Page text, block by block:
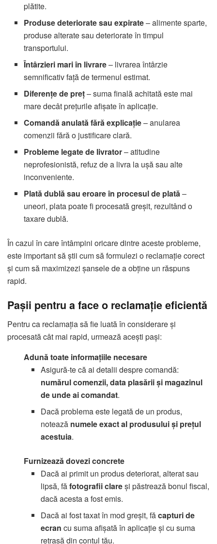
plătite.
Produse deteriorate sau expirate– alimente sparte,
produse alterate sau deteriorate în timpul
transportului.
Întârzieri mari în livrare– livrarea întârzie
semnificativ față de termenul estimat.
Diferențe de preț– suma finală achitată este mai
mare decât prețurile afișate în aplicație.
Comandă anulată fără explicație– anularea
comenzii fără o justificare clară.
Probleme legate de livrator– atitudine
neprofesionistă, refuz de a livra la ușă sau alte
inconveniente.
Plată dublă sau eroare în procesul de plată–
uneori, plata poate fi procesată greșit, rezultând o
taxare dublă.
În cazul în care întâmpini oricare dintre aceste probleme,
este important să știi cum să formulezi o reclamație corect
și cum să maximizezi șansele de a obține un răspuns
rapid.
Pașii pentru a face o reclamație eficientă
Pentru ca reclamația să fie luată în considerare și
procesată cât mai rapid, urmează acești pași:
Adună toate informațiile necesare
Asigură-te că ai detalii despre comandă:
numărul comenzii, data plasării și magazinul
de unde ai comandat.
Dacă problema este legată de un produs,
notează numele exact al produsului și prețul
acestuia.
Furnizează dovezi concrete
Dacă ai primit un produs deteriorat, alterat sau
lipsă, făfotografii clareși păstrează bonul fiscal,
dacă acesta a fost emis.
Dacă ai fost taxat în mod greșit, făcapturi de
ecran cu suma afișată în aplicație și cu suma
retrasă din contul tău.